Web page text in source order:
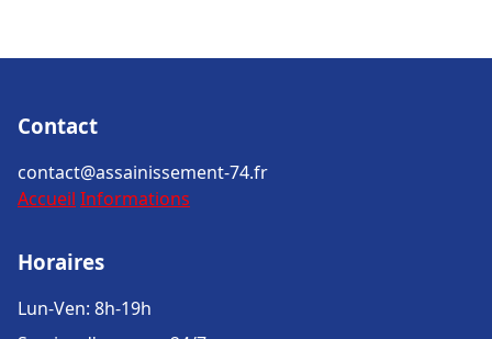
Contact
contact@assainissement-74.fr
Accueil Informations
Horaires
Lun-Ven: 8h-19h